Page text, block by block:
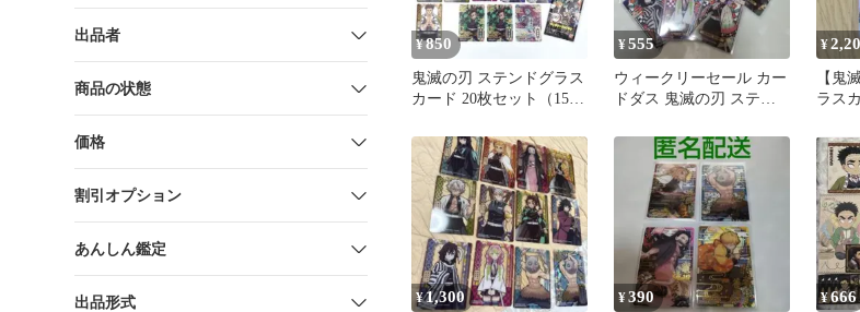
出品者
商品の状態
価格
割引オプション
あんしん鑑定
出品形式
¥850
鬼滅の刃 ステンドグラス
カード 20枚セット（15
¥555
ウィークリーセール カー
ドダス 鬼滅の刃 ステン
¥
【鬼
ラス
¥1,300 ¥390 ¥666